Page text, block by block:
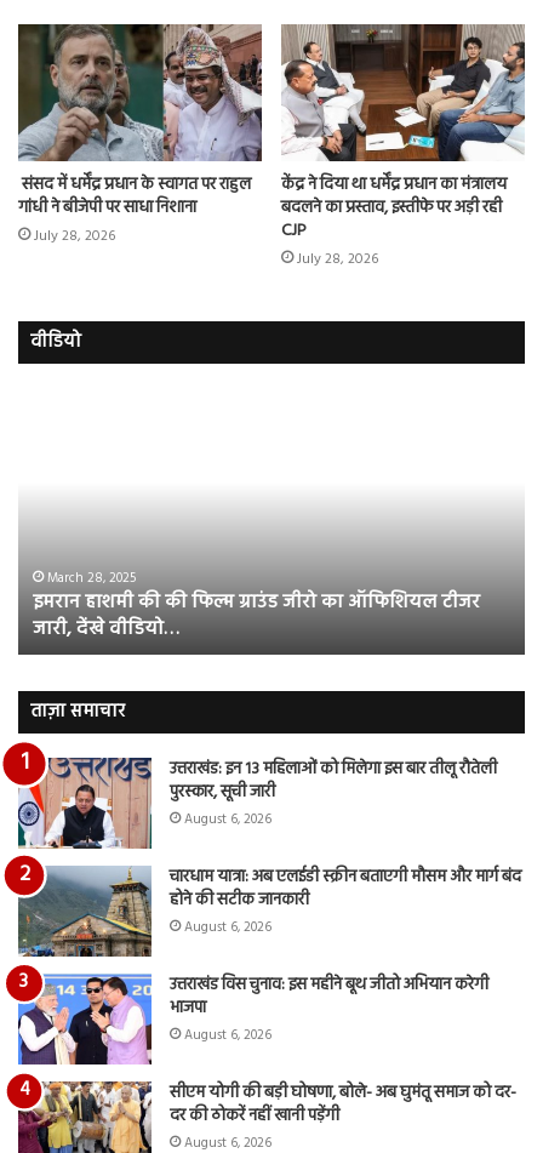
संसद में धर्मेंद्र प्रधान के स्वागत पर राहुल
गांधी ने बीजेपी पर साधा निशाना
July 28, 2026
केंद्र ने दिया था धर्मेंद्र प्रधान का मंत्रालय
बदलने का प्रस्ताव, इस्तीफे पर अड़ी रही
CJP
July 28, 2026
वीडियो
का
ऑफिशियल
टीजर
जारी,
वीडियो…
March 28, 2025
इमरान हाशमी की की फिल्म ग्राउंड जीरो का ऑफिशियल टीजर
जारी, देंखे वीडियो…
ताज़ा समाचार
उत्तराखंड: इन 13 महिलाओं को मिलेगा इस बार तीलू रौतेली
पुरस्कार, सूची जारी
August 6, 2026
चारधाम यात्रा: अब एलईडी स्क्रीन बताएगी मौसम और मार्ग बंद
होने की सटीक जानकारी
August 6, 2026
उत्तराखंड विस चुनाव: इस महीने बूथ जीतो अभियान करेगी
भाजपा
August 6, 2026
सीएम योगी की बड़ी घोषणा, बोले- अब घुमंतू समाज को दर-
दर की ठोकरें नहीं खानी पड़ेंगी
August 6, 2026